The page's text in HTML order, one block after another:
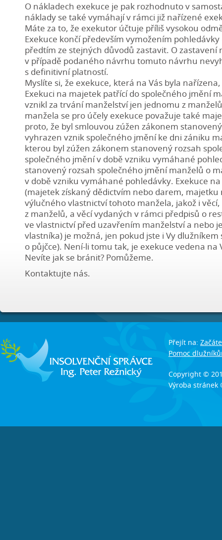
O nákladech exekuce je pak rozhodnuto v
náklady se také vymáhají v rámci již nařízené
Máte za to, že exekutor účtuje příliš vysokou
Exekuce končí především vymožením
předtím ze stejných důvodů zastavit. O
v případě podaného návrhu tomuto návrhu
s definitivní platností.
Myslíte si, že exekuce, která na Vás byla
Exekuci na majetek patřící do společného jmění
vznikl za trvání manželství jen jednomu z
manžela se pro účely exekuce považuje také
proto, že byl smlouvou zúžen zákonem
vyhrazen vznik společného jmění ke dni zániku
kterou byl zúžen zákonem stanovený rozsah
společného jmění v době vzniku vymáhané
stanovený rozsah společného jmění manželů o
v době vzniku vymáhané pohledávky. Exekuce
(majetek získaný dědictvím nebo darem,
výlučného vlastnictví tohoto manžela, jakož i
z manželů, a věcí vydaných v rámci předpisů o
ve vlastnictví před uzavřením manželství a nebo
vlastníka) je možná, jen pokud jste i Vy
o půjčce). Není-li tomu tak, je exekuce vedena
Nevíte jak se bránit? Pomůžeme.
Kontaktujte nás.
Přejít na:
Pomoc
Copyright ©
Výroba